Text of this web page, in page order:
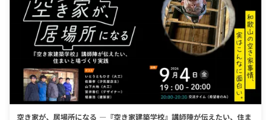
空き家が、居場所になる ―『空き家建築学校』講師陣が伝えたい、住ま